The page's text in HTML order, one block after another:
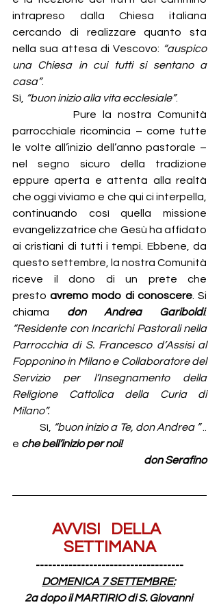
intrapreso dalla Chiesa italiana
cercando di realizzare quanto sta
nella sua attesa di Vescovo: “auspico
una Chiesa in cui tutti si sentano a
casa”.
Sì, “buon inizio alla vita ecclesiale”.
Pure la nostra Comunità
parrocchiale ricomincia – come tutte
le volte all’inizio dell’anno pastorale –
nel segno sicuro della tradizione
eppure aperta e attenta alla realtà
che oggi viviamo e che qui ci interpella,
continuando così quella missione
evangelizzatrice che Gesù ha affidato
ai cristiani di tutti i tempi. Ebbene, da
questo settembre, la nostra Comunità
riceve il dono di un prete che
presto avremo modo di conoscere. Si
chiama don Andrea Gariboldi
“Residente con Incarichi Pastorali nella
Parrocchia di S. Francesco d’Assisi al
Fopponino in Milano e Collaboratore del
Servizio per l’Insegnamento della
Religione Cattolica della Curia di
Milano”.
	Sì,
“buon inizio a Te, don Andrea ” ..
e che bell’inizio per noi!
don Serafino
AVVISI   DELLA
SETTIMANA
------------------------------------
DOMENICA 7 SETTEMBRE:
2a dopo il MARTIRIO di S. Giovanni